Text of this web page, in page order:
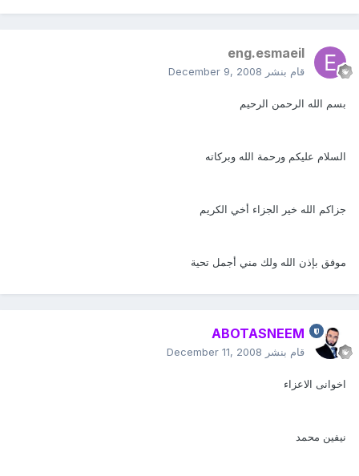
eng.esmaeil
قام بنشر December 9, 2008
بسم الله الرحمن الرحيم
السلام عليكم ورحمة الله وبركاته
جزاكم الله خير الجزاء أخي الكريم
موفق بإذن الله ولك مني أجمل تحية
ABOTASNEEM
قام بنشر December 11, 2008
اخوانى الاعزاء
نيفين محمد